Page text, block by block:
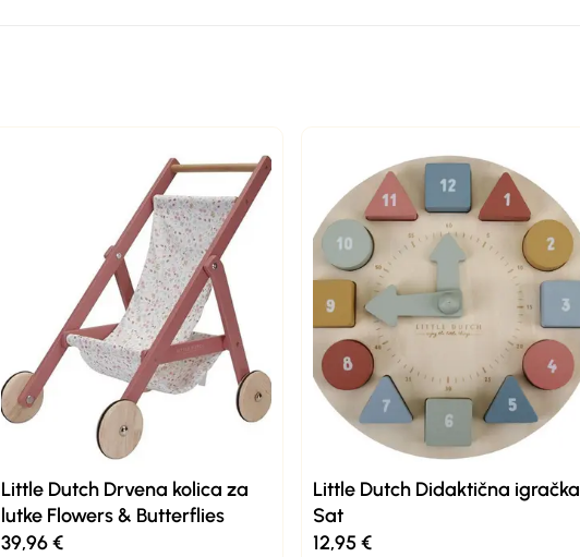
Little Dutch Drvena kolica za
lutke Flowers & Butterflies
39,96€
Little Dutch Didaktična igračka
Sat
12,95 €